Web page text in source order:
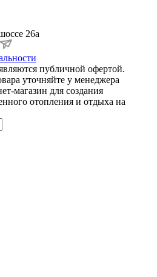
26а
публичной офертой.
уточняйте у менеджера
магазин для создания
отопления и отдыха на